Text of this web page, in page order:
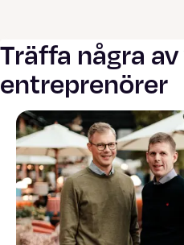
Träffa några av
entreprenörer